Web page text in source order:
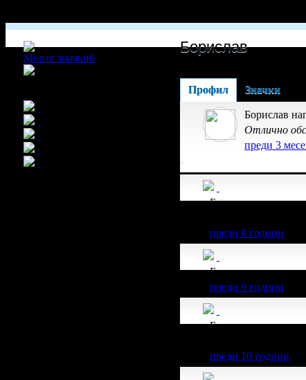
Моите значки6
Борислав
Профил Значки
Борислав
Отлично
преди 3
Борислав получава
преди 8 години
Борислав получава
преди 9 години
Борислав получава
преди 10 години